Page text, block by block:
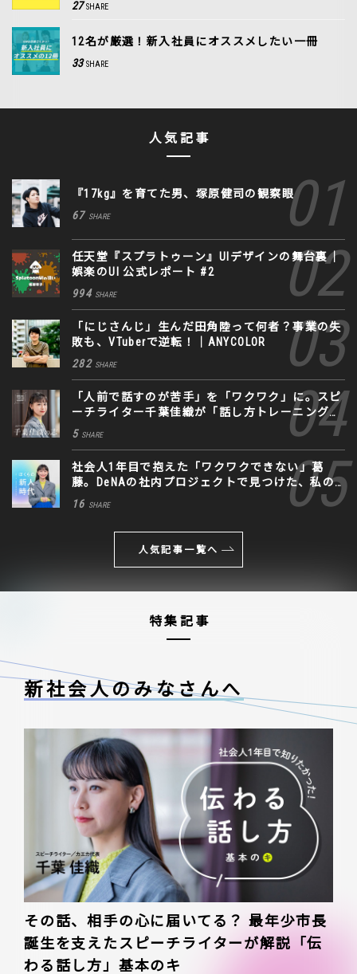
27 SHARE
12名が厳選！新入社員にオススメしたい一冊
33 SHARE
人気記事
『17kg』を育てた男、塚原健司の観察眼
67 SHARE
任天堂『スプラトゥーン』UIデザインの舞台裏｜
娯楽のUI 公式レポート #2
994 SHARE
「にじさんじ」生んだ田角陸って何者？事業の失
敗も、VTuberで逆転！｜ANYCOLOR
282 SHARE
「人前で話すのが苦手」を「ワクワク」に。スピ
ーチライター千葉佳織が「話し方トレーニング」
に込めた思い
5 SHARE
社会人1年目で抱えた「ワクワクできない」葛
藤。DeNAの社内プロジェクトで見つけた、私の
生きる道
16 SHARE
人気記事一覧へ
特集記事
新社会人のみなさんへ
その話、相手の心に届いてる？ 最年少市長
誕生を支えたスピーチライターが解説「伝
わる話し方」基本のキ